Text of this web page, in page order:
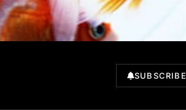
SUBSCRIBE